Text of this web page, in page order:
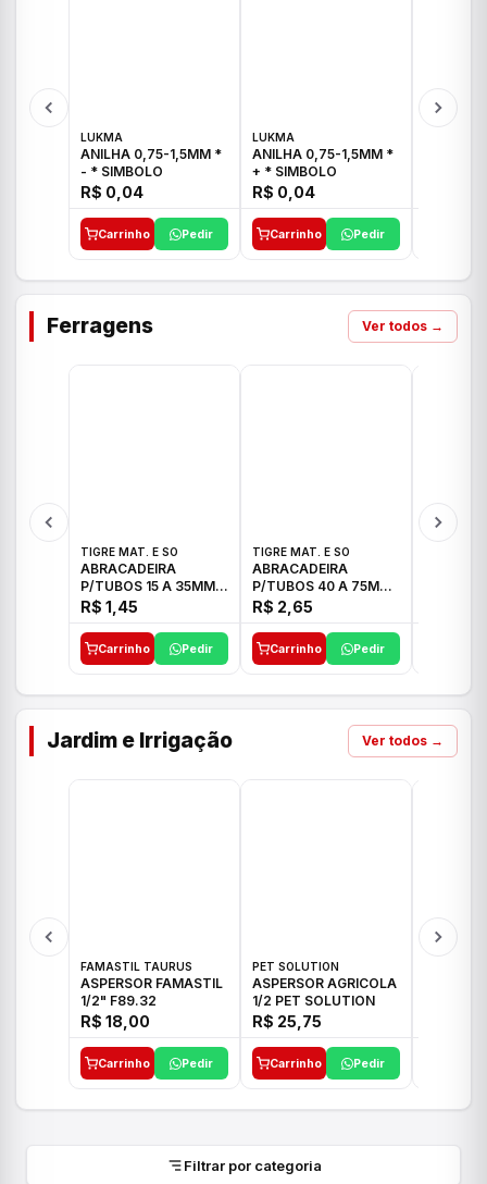
LUKMA
ANILHA 0,75-1,5MM *
- * SIMBOLO
R$ 0,04
Carrinho Pedir
LUKMA
ANILHA 0,75-1,5MM *
+ * SIMBOLO
R$ 0,04
Carrinho Pedir
Ferragens Ver todos →
TIGRE MAT. E SO
ABRACADEIRA
P/TUBOS 15 A 35MM
TIGRE
R$ 1,45
Carrinho Pedir
TIGRE MAT. E SO
ABRACADEIRA
P/TUBOS 40 A 75MM
TIGRE
R$ 2,65
Carrinho Pedir
Jardim e Irrigação Ver todos →
FAMASTIL TAURUS
ASPERSOR FAMASTIL
1/2" F89.32
R$ 18,00
Carrinho Pedir
PET SOLUTION
ASPERSOR AGRICOLA
1/2 PET SOLUTION
R$ 25,75
Carrinho Pedir
Filtrar por categoria